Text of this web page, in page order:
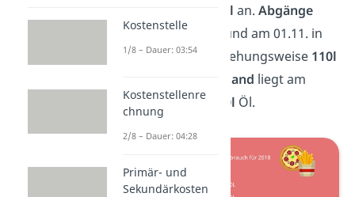
100l Öl an. Abgänge
finden am 01.07. und am 01.11. in
Höhe von50l beziehungsweise 110l
Endbestand liegt am
31.12.2018 bei
340l Öl.
Kostenstelle
1/8 – Dauer: 03:54
Kostenstellenre
chnung
2/8 – Dauer: 04:28
Primär- und
Sekundärkosten